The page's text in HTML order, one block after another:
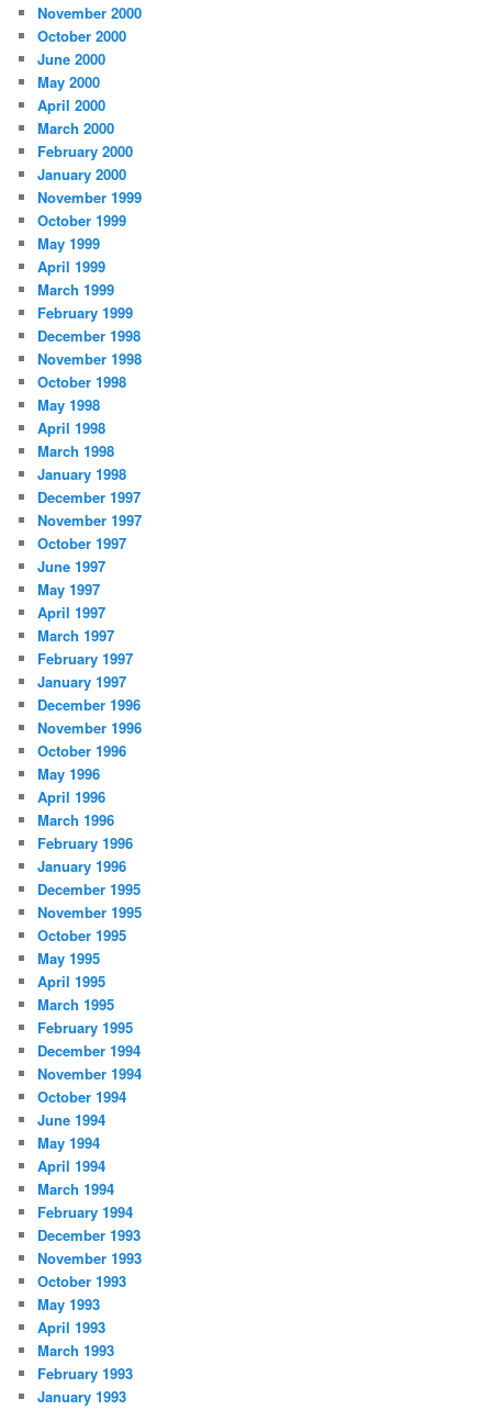
November 2000
October 2000
June 2000
May 2000
April 2000
March 2000
February 2000
January 2000
November 1999
October 1999
May 1999
April 1999
March 1999
February 1999
December 1998
November 1998
October 1998
May 1998
April 1998
March 1998
January 1998
December 1997
November 1997
October 1997
June 1997
May 1997
April 1997
March 1997
February 1997
January 1997
December 1996
November 1996
October 1996
May 1996
April 1996
March 1996
February 1996
January 1996
December 1995
November 1995
October 1995
May 1995
April 1995
March 1995
February 1995
December 1994
November 1994
October 1994
June 1994
May 1994
April 1994
March 1994
February 1994
December 1993
November 1993
October 1993
May 1993
April 1993
March 1993
February 1993
January 1993